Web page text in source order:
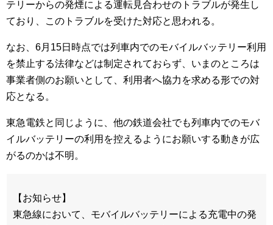
テリーからの発煙による運転見合わせのトラブルが発生し
ており、このトラブルを受けた対応と思われる。
なお、6月15日時点では列車内でのモバイルバッテリー利用
を禁止する法律などは制定されておらず、いまのところは
事業者側のお願いとして、利用者へ協力を求める形での対
応となる。
東急電鉄と同じように、他の鉄道会社でも列車内でのモバ
イルバッテリーの利用を控えるようにお願いする動きが広
がるのかは不明。
【お知らせ】
東急線において、モバイルバッテリーによる充電中の発